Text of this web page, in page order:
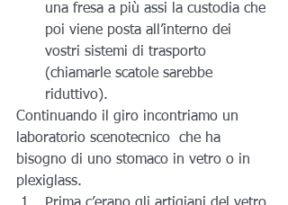
una fresa a più assi la custodia che
poi viene posta all’interno dei
vostri sistemi di trasporto
(chiamarle scatole sarebbe
riduttivo).
Continuando il giro incontriamo un
laboratorio scenotecnico  che ha
bisogno di uno stomaco in vetro o in
plexiglass.